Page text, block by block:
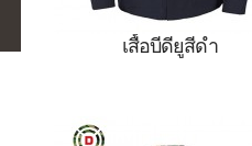
เสื้อบีดียูสีดำ